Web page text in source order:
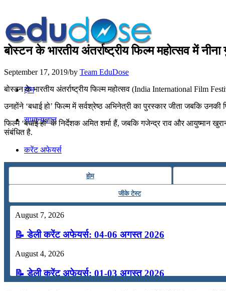
होम
सामान्यज्ञान
करेंट अफेयर्स
कंप्यूटर
अंग्रेजी
बोस्टन के भारतीय अंतर्राष्ट्रीय फिल्म महोत्सव में
September 17, 2019/by Team EduDose
बोस्टन के भारतीय अंतर्राष्ट्रीय फिल्म महोत्सव (India International Film
उनहोंने ‘बधाई हो’ फिल्म में सर्वश्रेष्ठ अभिनेत्री का पुरस्कार जीता जबकि
फिल्म ‘बधाई हो’ के निर्देशक अमित शर्मा हैं, जबकि गजेन्द्र राव और आयुष्मान
संबंधित है.
होम
जीके टेस्ट
August 7, 2026
📝 डेली करेंट अफेयर्स: 04-06 अगस्त 2026
August 4, 2026
📝 डेली करेंट अफेयर्स: 01-03 अगस्त 2026